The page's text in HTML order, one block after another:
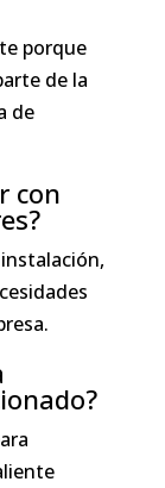
porque
de la
de
con